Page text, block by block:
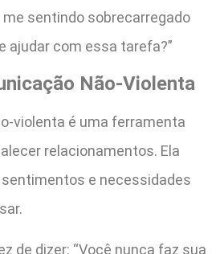
sentindo sobrecarregado
ajudar com essa tarefa?”
Não-Violenta
violenta é uma ferramenta
relacionamentos. Ela
e necessidades
de dizer: “Você nunca faz sua